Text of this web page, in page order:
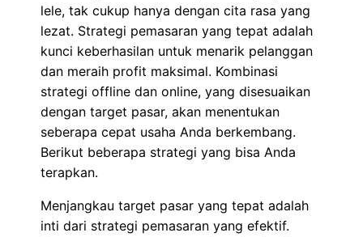
lele, tak cukup hanya dengan cita rasa yang
lezat. Strategi pemasaran yang tepat adalah
kunci keberhasilan untuk menarik pelanggan
dan meraih profit maksimal. Kombinasi
strategi offline dan online, yang disesuaikan
dengan target pasar, akan menentukan
seberapa cepat usaha Anda berkembang.
Berikut beberapa strategi yang bisa Anda
terapkan.
Menjangkau target pasar yang tepat adalah
inti dari strategi pemasaran yang efektif.